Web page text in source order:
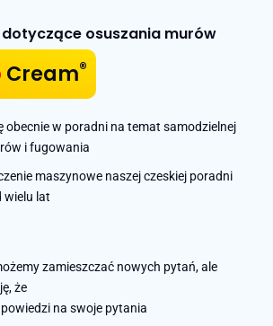
osuszania murów
Cream®
obecnie w poradni na temat samodzielnej
i fugowania
maszynowe naszej czeskiej poradni
wielu lat
zamieszczać nowych pytań, ale
że
na swoje pytania